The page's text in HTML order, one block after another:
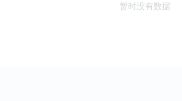
暂时没有数据